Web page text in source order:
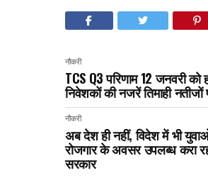
नौकरी
TCS Q3 परिणाम 12 जनवरी को
निवेशकों की नजरें तिमाही नतीजों
नौकरी
अब देश ही नहीं, विदेश में भी
रोजगार के अवसर उपलब्ध करा
सरकार